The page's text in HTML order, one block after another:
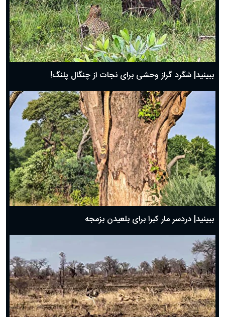
ببینید| شگرد گراز وحشی برای نجات از چنگال پلنگ!
ببینید| دردسر مار کبرا برای بلعیدن بزمجه